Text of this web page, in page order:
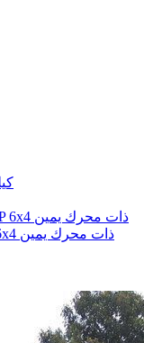
شاحنة قلابة جديدة Sinotruk HOWO 371HP 6x4 ذات محرك يمين